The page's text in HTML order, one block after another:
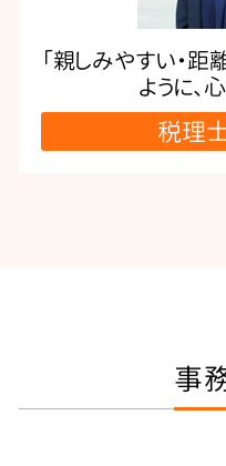
「親しみやすい・
ように、
税理
事